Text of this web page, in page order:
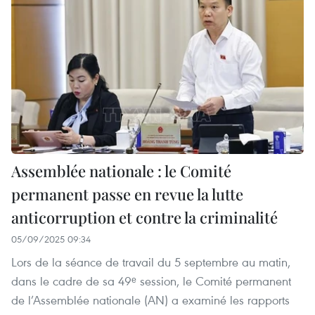
Assemblée nationale : le Comité
permanent passe en revue la lutte
anticorruption et contre la criminalité
05/09/2025 09:34
Lors de la séance de travail du 5 septembre au matin,
dans le cadre de sa 49ᵉ session, le Comité permanent
de l’Assemblée nationale (AN) a examiné les rapports